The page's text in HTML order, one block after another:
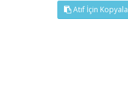
Atıf İçin Kopyala